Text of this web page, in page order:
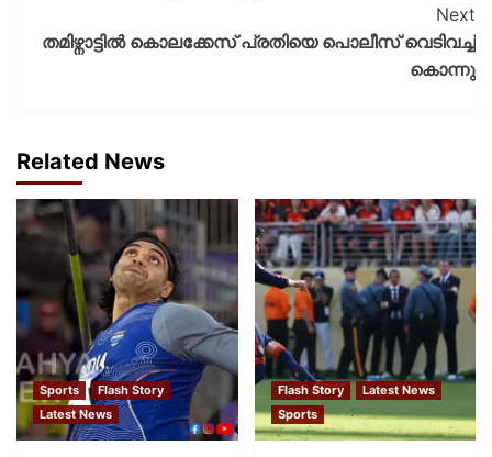
Next
തമിഴ്നാട്ടിൽ കൊലക്കേസ് പ്രതിയെ പൊലീസ് വെടിവച്ച്
കൊന്നു
Related News
Sports
Flash Story
Latest News
Flash Story
Latest News
Sports